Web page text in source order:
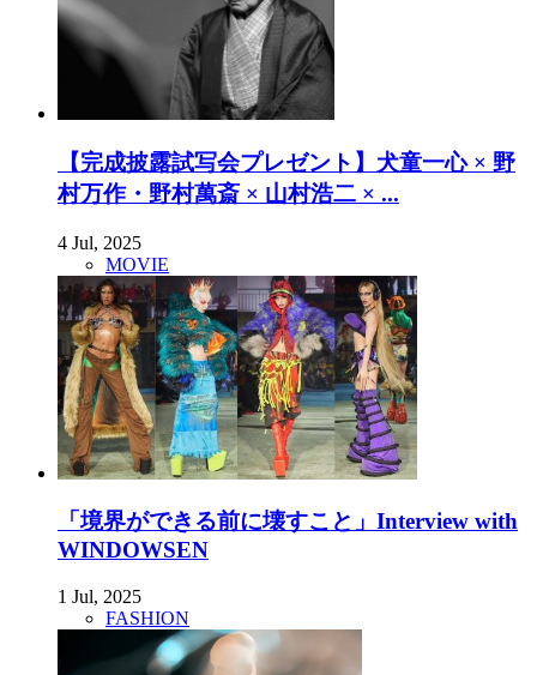
【完成披露試写会プレゼント】犬童一心 × 野
村万作・野村萬斎 × 山村浩二 × ...
4 Jul, 2025
MOVIE
「境界ができる前に壊すこと」Interview with
WINDOWSEN
1 Jul, 2025
FASHION